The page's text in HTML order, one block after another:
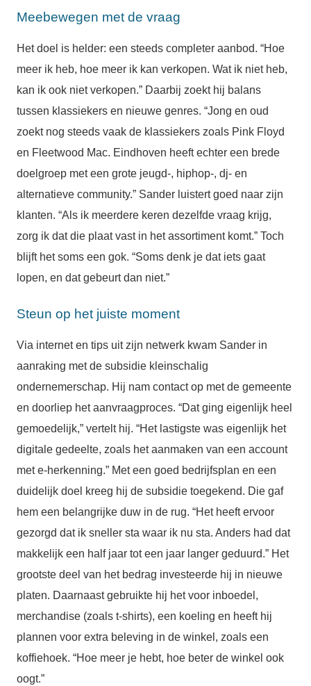
Meebewegen met de vraag
Het doel is helder: een steeds completer aanbod. “Hoe
meer ik heb, hoe meer ik kan verkopen. Wat ik niet heb,
kan ik ook niet verkopen.” Daarbij zoekt hij balans
tussen klassiekers en nieuwe genres. “Jong en oud
zoekt nog steeds vaak de klassiekers zoals Pink Floyd
en Fleetwood Mac. Eindhoven heeft echter een brede
doelgroep met een grote jeugd-, hiphop-, dj- en
alternatieve community.” Sander luistert goed naar zijn
klanten. “Als ik meerdere keren dezelfde vraag krijg,
zorg ik dat die plaat vast in het assortiment komt.” Toch
blijft het soms een gok. “Soms denk je dat iets gaat
lopen, en dat gebeurt dan niet.”
Steun op het juiste moment
Via internet en tips uit zijn netwerk kwam Sander in
aanraking met de subsidie kleinschalig
ondernemerschap. Hij nam contact op met de gemeente
en doorliep het aanvraagproces. “Dat ging eigenlijk heel
gemoedelijk,” vertelt hij. “Het lastigste was eigenlijk het
digitale gedeelte, zoals het aanmaken van een account
met e-herkenning.” Met een goed bedrijfsplan en een
duidelijk doel kreeg hij de subsidie toegekend. Die gaf
hem een belangrijke duw in de rug. “Het heeft ervoor
gezorgd dat ik sneller sta waar ik nu sta. Anders had dat
makkelijk een half jaar tot een jaar langer geduurd.” Het
grootste deel van het bedrag investeerde hij in nieuwe
platen. Daarnaast gebruikte hij het voor inboedel,
merchandise (zoals t-shirts), een koeling en heeft hij
plannen voor extra beleving in de winkel, zoals een
koffiehoek. “Hoe meer je hebt, hoe beter de winkel ook
oogt.”